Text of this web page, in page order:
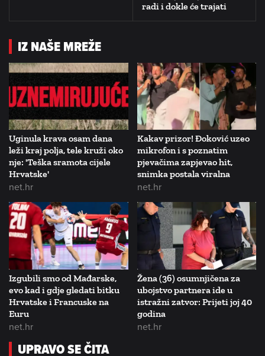
radi i dokle će trajati
IZ NAŠE MREŽE
Uginula krava osam dana
leži kraj polja, tele kruži oko
nje: 'Teška sramota cijele
Hrvatske'
net.hr
Kakav prizor! Đoković uzeo
mikrofon i s poznatim
pjevačima zapjevao hit,
snimka postala viralna
net.hr
Izgubili smo od Mađarske,
evo kad i gdje gledati bitku
Hrvatske i Francuske na
Euru
net.hr
Žena (36) osumnjičena za
ubojstvo partnera ide u
istražni zatvor: Prijeti joj 40
godina
net.hr
UPRAVO SE ČITA